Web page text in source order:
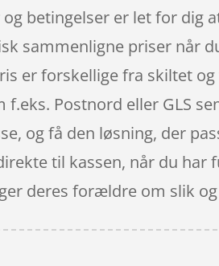
betingelser er let for dig
sammenligne priser når
er forskellige fra skiltet
Postnord eller GLS
og få den løsning, der
til kassen, når du
deres forældre om slik